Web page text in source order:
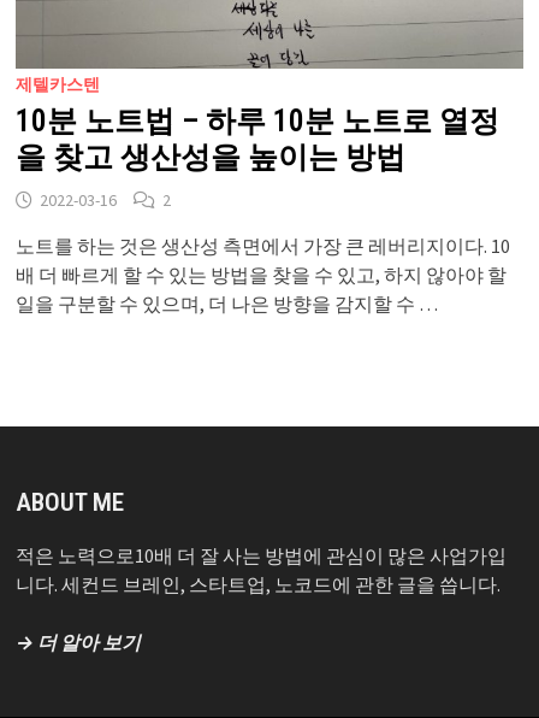
제텔카스텐
10분 노트법 – 하루 10분 노트로 열정
을 찾고 생산성을 높이는 방법
2022-03-16 2
노트를 하는 것은 생산성 측면에서 가장 큰 레버리지이다. 10
배 더 빠르게 할 수 있는 방법을 찾을 수 있고, 하지 않아야 할
일을 구분할 수 있으며, 더 나은 방향을 감지할 수 …
ABOUT ME
적은 노력으로10배 더 잘 사는 방법에 관심이 많은 사업가입
니다. 세컨드 브레인, 스타트업, 노코드에 관한 글을 씁니다.
→ 더 알아 보기